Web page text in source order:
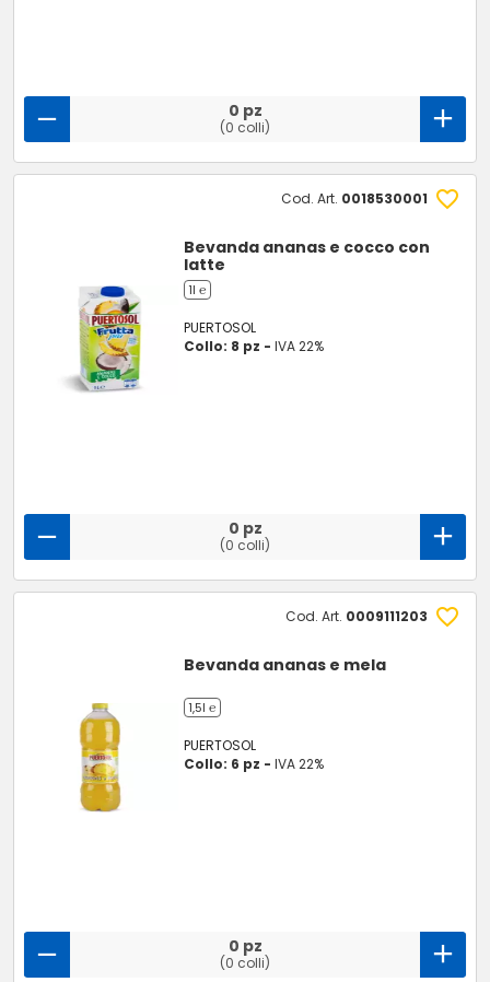
0 pz
(0 colli)
Cod. Art. 0018530001
Bevanda ananas e cocco con
latte
1l ℮
PUERTOSOL
Collo: 8 pz -IVA 22%
0 pz
(0 colli)
Cod. Art. 0009111203
Bevanda ananas e mela
1,5l ℮
PUERTOSOL
Collo: 6 pz -IVA 22%
0 pz
(0 colli)